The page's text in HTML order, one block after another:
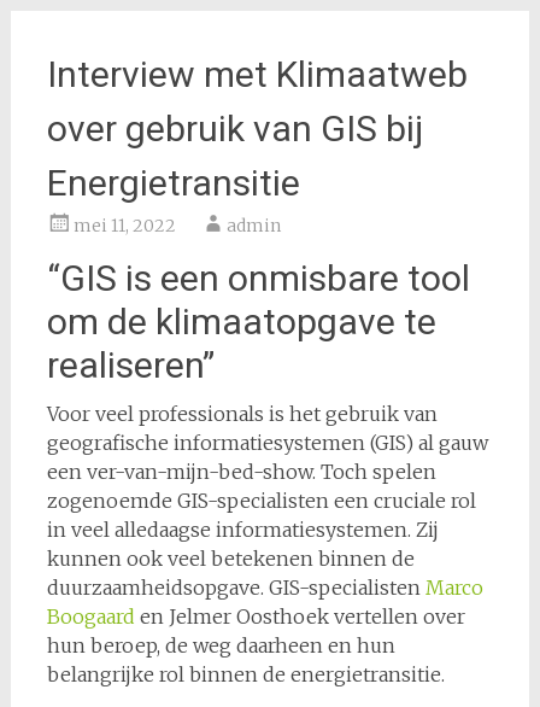
Interview met Klimaatweb
over gebruik van GIS bij
Energietransitie
mei 11, 2022 admin
“GIS is een onmisbare tool
om de klimaatopgave te
realiseren”
Voor veel professionals is het gebruik van
geografische informatiesystemen (GIS) al gauw
een ver-van-mijn-bed-show. Toch spelen
zogenoemde GIS-specialisten een cruciale rol
in veel alledaagse informatiesystemen. Zij
kunnen ook veel betekenen binnen de
duurzaamheidsopgave. GIS-specialisten Marco
Boogaard en Jelmer Oosthoek vertellen over
hun beroep, de weg daarheen en hun
belangrijke rol binnen de energietransitie.